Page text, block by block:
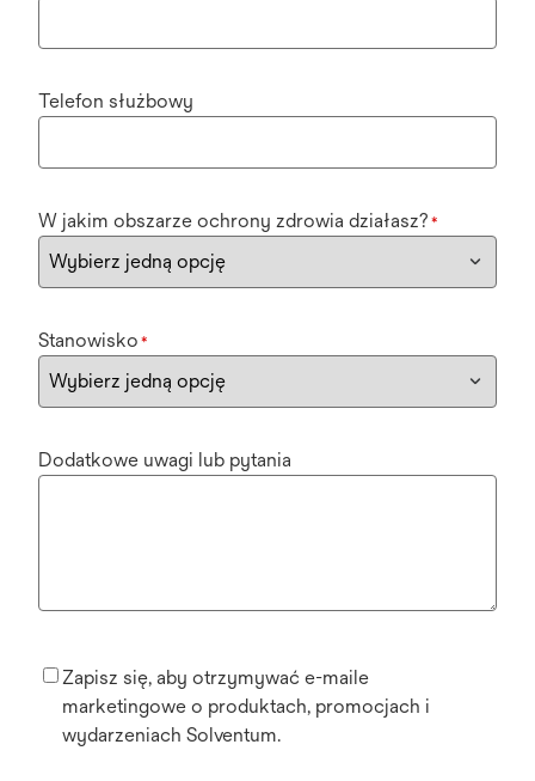
Telefon służbowy
W jakim obszarze ochrony zdrowia działasz? *
Stanowisko *
Dodatkowe uwagi lub pytania
Zapisz się, aby otrzymywać e-maile
marketingowe o produktach, promocjach i
wydarzeniach Solventum.